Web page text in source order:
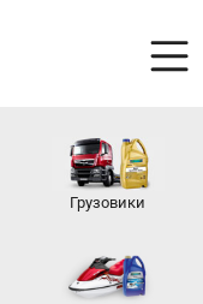
Грузовики